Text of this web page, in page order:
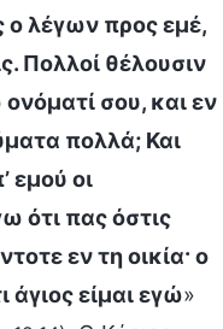
ο λέγων προς εμέ,
Πολλοί θέλουσιν
σου, και εν
πολλά; Και
εμού οι
ότι πας όστις
εν τη οικία· ο
άγιος είμαι εγώ»